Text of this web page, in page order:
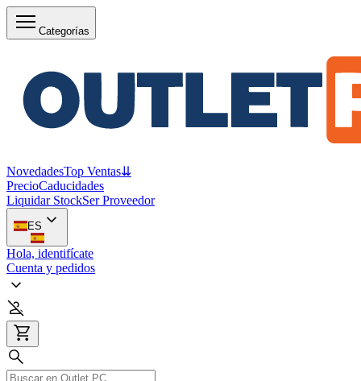
Categorías
NovedadesTop Ventas⇊
PrecioCaducidades
Liquidar StockSer Proveedor
ES
Hola, identifícate
Cuenta y pedidos